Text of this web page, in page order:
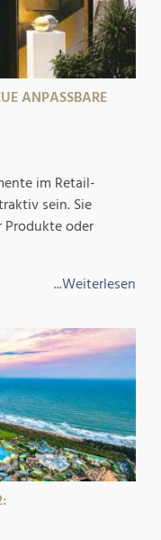
ANPASSBARE
im Retail-
sein. Sie
oder
...Weiterlesen